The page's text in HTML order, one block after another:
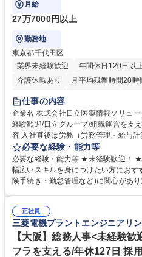
月給
27万7000円以上
勤務地
東京都千代田区
業界未経験歓迎
年間休日120日以
介護休暇あり
月平均残業時間20時
住宅手当あり
育休あり
完全週休2日制 交通費
仕事の内容
企業名 株式会社日立医薬情報ソリューションズ 求人名 【
経験歓迎/日立グループ/組織運営を支える
容 入社直後は労務（労務管理・給与
任せいたします。将来は総務・採用・
営を支えるゼネラリストをめざせます。 ・初期業務：労働時間管理、
計算、社会保険対応、福利厚生管理
します。ご経験に応じて、休職者管理
幅広く経験を積みたい意欲がある方に最適な環
務・人事】未経験歓迎/日立グループ/
指す
必要な経験・能力等
必要な経験・能力等 ★未経験歓迎！
幅広いスキルを身につけたい方におすすめ！ ■労務管理(給与計
険手続き・勤怠管理など)に関心があ
のご経験 ■労務管理（給与計算・社会
■衛生管理者の資格をお持ちの方 学歴・資格 学歴：大学院 大学 高専 短大
専修学校 高校 語学力： 資格：
正社員
三菱電機プラントエンジニアリ
【大阪】総務人事<未経験
フラを支える/年休127日 採